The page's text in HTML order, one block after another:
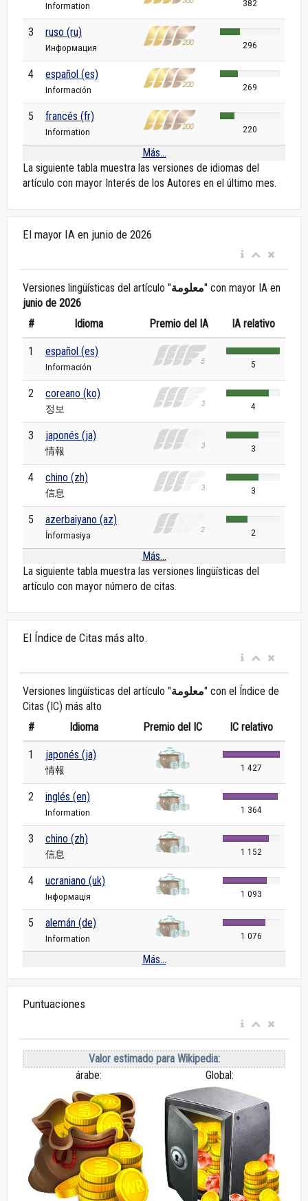
Information 382
3 ruso (ru)
Информация 296
4 español (es)
Información 269
5 francés (fr)
Information 220
Más...
La siguiente tabla muestra las versiones de idiomas del
artículo con mayor Interés de los Autores en el último mes.
El mayor IA en junio de 2026
Versiones lingüísticas del artículo "معلومة" con mayor IA en
junio de 2026
#
Idioma Premio del IA IA relativo
1 español (es)
Información 5
2 coreano (ko)
정보 4
3 japonés (ja)
情報 3
4 chino (zh)
信息 3
5 azerbaiyano (az)
İnformasiya 2
Más...
La siguiente tabla muestra las versiones lingüísticas del
artículo con mayor número de citas.
El Índice de Citas más alto.
Versiones lingüísticas del artículo "معلومة" con el Índice de
Citas (IC) más alto
#
Idioma Premio del IC IC relativo
1 japonés (ja)
情報 1 427
2 inglés (en)
Information 1 364
3 chino (zh)
信息 1 152
4 ucraniano (uk)
Інформація 1 093
5 alemán (de)
Information 1 076
Más...
Puntuaciones
Valor estimado para Wikipedia:
árabe:
Global: